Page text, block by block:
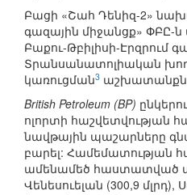
Բացի «Շահ Դենիզ-2»
գազային միջանցք» ՓԲԸ-
Բաքու-Թբիլիսի-Էրզրում
Տրանսանատոլիական
կառուցման3
British Petroleum (BP)
ոլորտի հաշվետվության
նավթային պաշարները
բարել: Համեմատության
ամենամեծ հաստատված
Վենեսուելան (300,9